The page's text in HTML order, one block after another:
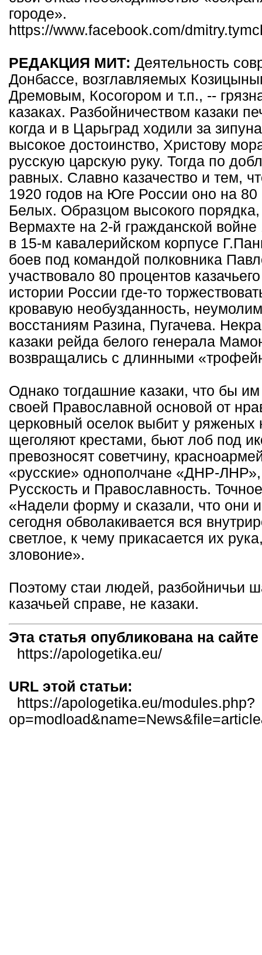
городе».
https://www.facebook.com/
РЕДАКЦИЯ МИТ: Деятельность
Донбассе, возглавляемых
Дремовым, Косогором и т.п., --
казаках. Разбойничеством казаки
когда и в Царьград ходили за
высокое достоинство, Христову
русскую царскую руку. Тогда по
равных. Славно казачество и тем,
1920 годов на Юге России оно на
Белых. Образцом высокого
Вермахте на 2-й гражданской
в 15-м кавалерийском корпусе
боев под командой полковника
участвовало 80 процентов
истории России где-то
кровавую необузданность,
восстаниям Разина, Пугачева.
казаки рейда белого генерала
возвращались с длинными
Однако тогдашние казаки, что бы
своей Православной основой от
церковный оселок выбит у
щеголяют крестами, бьют лоб под
превозносят советчину,
«русские» однополчане «ДНР-
Русскость и Православность.
«Надели форму и сказали, что они
сегодня обволакивается вся
светлое, к чему прикасается их
зловоние».
Поэтому стаи людей, разбойничьи
казачьей справе, не казаки.
Эта статья опубликована на
https://apologetika.eu/
URL этой статьи:
https://apologetika.eu/modules.php?